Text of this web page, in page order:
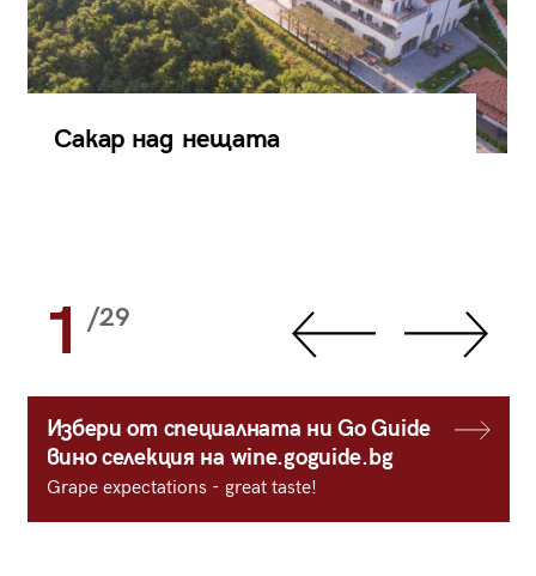
Сакар над нещата
1 /29
Избери от специалната ни Go Guide
вино селекция на wine.goguide.bg
Grape expectations - great taste!